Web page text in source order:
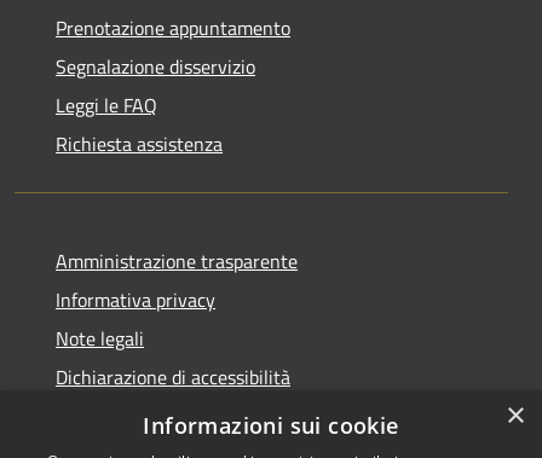
Prenotazione appuntamento
Segnalazione disservizio
Leggi le FAQ
Richiesta assistenza
Amministrazione trasparente
Informativa privacy
Note legali
Dichiarazione di accessibilità
×
Informazioni sui cookie